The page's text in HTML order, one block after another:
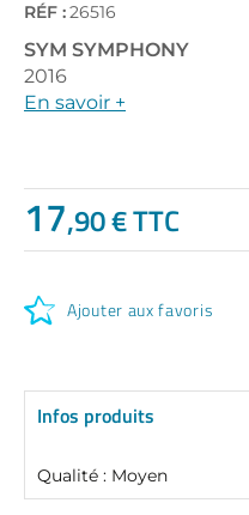
gallery
RÉF :26516
SYM SYMPHONY
2016
En savoir +
17,90 € TTC
Ajouter aux favoris
Infos produits
Qualité : Moyen